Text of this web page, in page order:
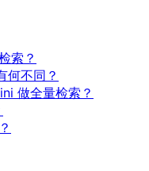
索？
何不同？
做全量检索？